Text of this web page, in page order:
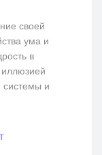
своей
ума и
в
иллюзией
системы и